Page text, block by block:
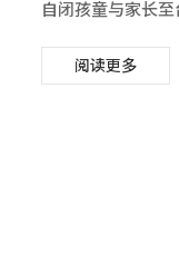
自闭孩童与家长
旨在希望协助自
阅读更多